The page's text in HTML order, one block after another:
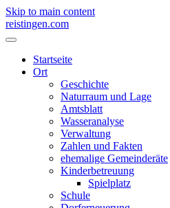
Skip to main content
reistingen.com
Startseite
Ort
Geschichte
Naturraum und Lage
Amtsblatt
Wasseranalyse
Verwaltung
Zahlen und Fakten
ehemalige Gemeinderäte
Kinderbetreuung
Spielplatz
Schule